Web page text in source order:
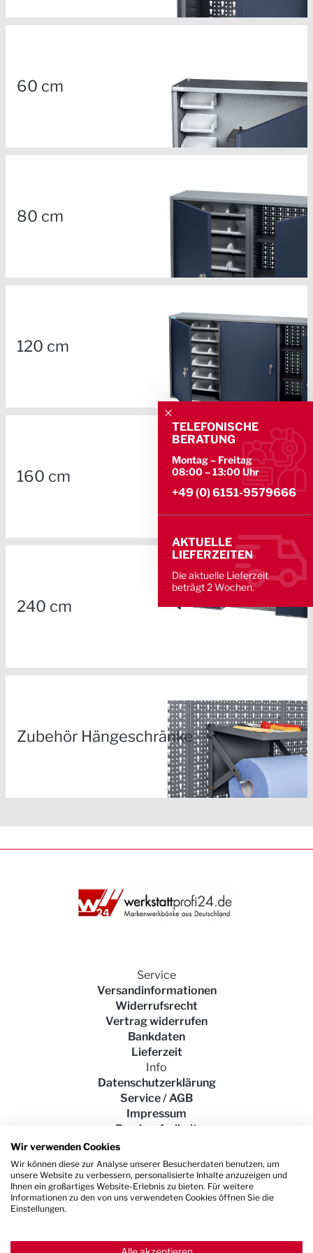
TELEFONISCHE
BERATUNG
Montag – Freitag
08:00 – 13:00 Uhr
+49 (0) 6151-9579666
AKTUELLE
LIEFERZEITEN
Die aktuelle Lieferzeit
beträgt 2 Wochen.
60 cm
80 cm
120 cm
160 cm
240 cm
Zubehör Hängeschränke
Service
Versandinformationen
Widerrufsrecht
Vertrag widerrufen
Bankdaten
Lieferzeit
Info
Datenschutzerklärung
Service / AGB
Impressum
Barrierefreiheit
Wir verwenden Cookies
Wir können diese zur Analyse unserer Besucherdaten benutzen, um
unsere Website zu verbessern, personalisierte Inhalte anzuzeigen und
Ihnen ein großartiges Website-Erlebnis zu bieten. Für weitere
Informationen zu den von uns verwendeten Cookies öffnen Sie die
Einstellungen.